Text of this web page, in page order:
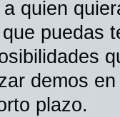
quien
puedas
demos
plazo.